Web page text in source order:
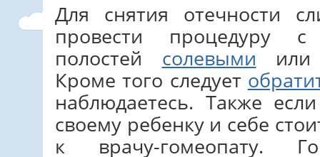
Для снятия отечности
провести процедуру
полостей солевыми
Кроме того следует
наблюдаетесь. Также
своему ребенку и себе
к врачу-гомеопату.